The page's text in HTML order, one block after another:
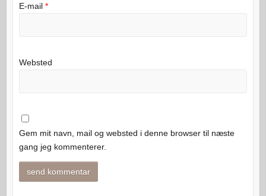
E-mail *
Websted
Gem mit navn, mail og websted i denne browser til næste
gang jeg kommenterer.